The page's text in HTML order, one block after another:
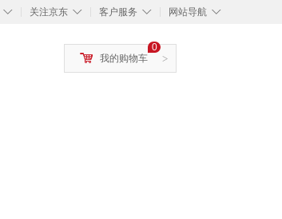
◇ ◇
关注京东 ◇
客户服务 ◇
网站导航
>
0
我的购物车